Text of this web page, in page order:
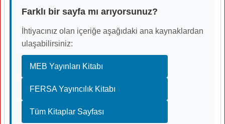
Farklı bir sayfa mı arıyorsunuz?
İhtiyacınız olan içeriğe aşağıdaki ana kaynaklardan
ulaşabilirsiniz:
MEB Yayınları Kitabı
FERSA Yayıncılık Kitabı
Tüm Kitaplar Sayfası